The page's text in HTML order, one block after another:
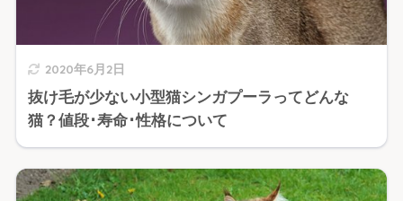
2020年6月2日
抜け毛が少ない小型猫シンガプーラってどんな
猫？値段･寿命･性格について